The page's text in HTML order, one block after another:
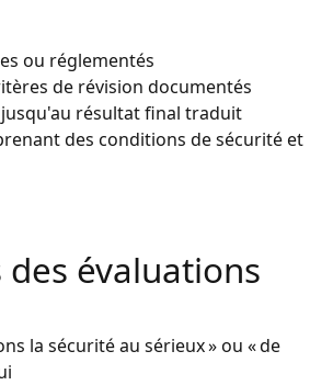
ou réglementés
de révision documentés
résultat final traduit
des conditions de sécurité et
évaluations
la sécurité au sérieux » ou « de